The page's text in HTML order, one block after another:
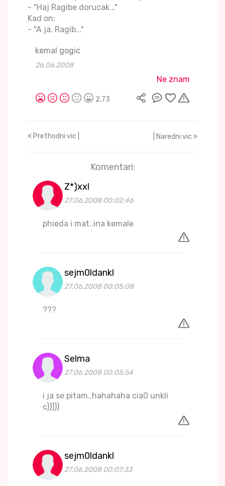
- "Haj Ragibe dorucak..."
Kad on:
- "A ja, Ragib..."
kemal gogic
26.06.2008
Ne znam
2,73
Prethodni vic | | Naredni vic
Komentari:
Z*)xxl
27.06.2008 00:02:46
phieda i mat..ina kemale
sejm0ldankl
27.06.2008 00:05:08
???
Selma
27.06.2008 00:05:54
i ja se pitam..hahahaha cia0 unkli
c)))))
sejm0ldankl
27.06.2008 00:07:33